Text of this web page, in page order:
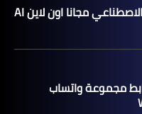
إزالة الملابس بالذكاء الاصطناعي مجانا اون لاين AI
مجموعة واتساب